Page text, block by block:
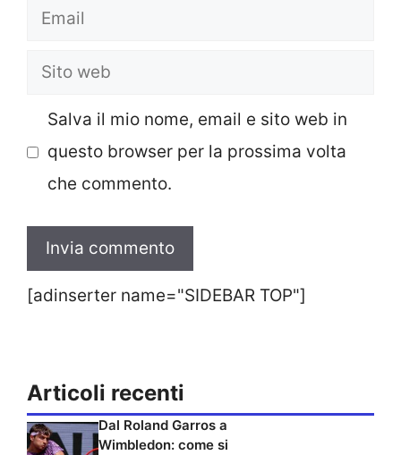
Email
Sito
Salva il mio nome, email e sito web in
questo browser per la prossima volta
che commento.
[adinserter name="SIDEBAR TOP"]
Articoli recenti
Dal Roland Garros a
Wimbledon: come si